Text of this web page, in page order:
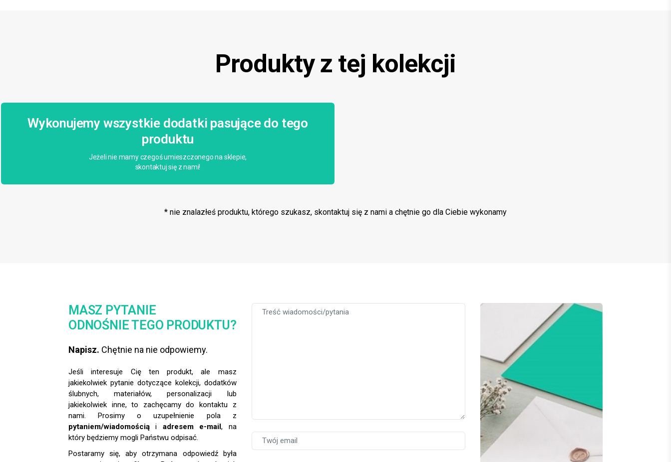
Produkty z tej kolekcji
Wykonujemy wszystkie dodatki pasujące do tego
produktu
Jeżeli nie mamy czegoś umieszczonego na sklepie,
skontaktuj się z nami!
* nie znalazłeś produktu, którego szukasz, skontaktuj się z nami a chętnie go dla Ciebie wykonamy
MASZ PYTANIE
ODNOŚNIE TEGO PRODUKTU?
Napisz. Chętnie na nie odpowiemy.
Jeśli interesuje Cię ten produkt, ale masz
jakiekolwiek pytanie dotyczące kolekcji, dodatków
ślubnych, materiałów, personalizacji lub
jakiekolwiek inne, to zachęcamy do kontaktu z
nami. Prosimy o uzupełnienie pola z
pytaniem/wiadomością i adresem e-mail, na
który będziemy mogli Państwu odpisać.
Postaramy się, aby otrzymana odpowiedź była